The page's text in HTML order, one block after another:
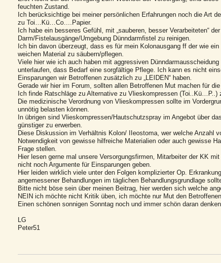
feuchten Zustand.
Ich berücksichtige bei meiner persönlichen Erfahrungen noch die Art
zu Toi…Kü…Co….Papier.
Ich habe ein besseres Gefühl, mit „sauberen, besser Verarbeiteten“
Darm/Fistelausgänge/Umgebung Dünndarmfistel zu reinigen.
Ich bin davon überzeugt, dass es für mein Kolonausgang ff der wie
weichen Material zu säubern/pflegen.
Viele hier wie ich auch haben mit aggressiven
unterlaufen, dass Bedarf eine sorgfältige Pflege. Ich kann es nicht
Einsparungen wir Betroffenen zusätzlich zu „LEIDEN“ haben.
Gerade wir hier im Forum, sollten allen Betroffenen Mut machen für
Ich finde Ratschläge zu Alternative zu Vlieskompressen
Die medizinische Verordnung von Vlieskompressen sollte im
unnötig belasten können.
In übrigen sind Vlieskompressen/Hautschutzspray im Angebot über
günstiger zu erwerben.
Diese Diskussion im Verhältnis Kolon/ IIeostoma, wer welche Anzahl
Notwendigkeit von gewisse hilfreiche Materialien oder auch gewisse
Frage stellen.
Hier lesen gerne mal unsere Versorgungsfirmen, Mitarbeiter der KK
nicht noch Argumente für Einsparungen geben.
Hier leiden wirklich viele unter den Folgen komplizierter Op.
angemessener Behandlungen im täglichen Behandlungsgrundlage
Bitte nicht böse sein über meinen Beitrag, hier werden sich welche
NEIN ich möchte nicht Kritik üben, ich möchte nur Mut den
Einen schönen sonnigen Sonntag noch und immer schön daran
LG
Peter51